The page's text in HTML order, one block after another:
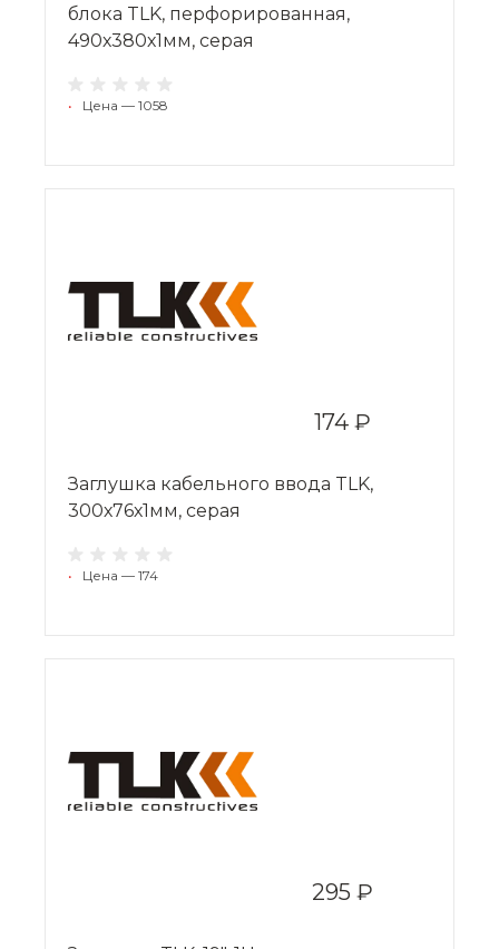
блока TLK, перфорированная,
490х380х1мм, серая
• Цена — 1058
174 ₽
Заглушка кабельного ввода TLK,
300х76х1мм, серая
• Цена — 174
295 ₽